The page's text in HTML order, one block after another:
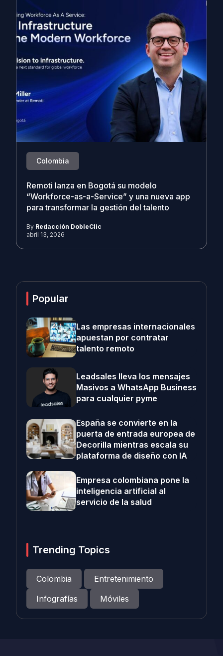
Colombia
Remoti lanza en Bogotá su modelo
“Workforce-as-a-Service” y una nueva app
para transformar la gestión del talento
By Redacción DobleClic
abril 13, 2026
Popular
Las empresas internacionales
apuestan por contratar
talento remoto
Leadsales lleva los mensajes
Masivos a WhatsApp Business
para cualquier pyme
España se convierte en la
puerta de entrada europea de
Decorilla mientras escala su
plataforma de diseño con IA
Empresa colombiana pone la
inteligencia artificial al
servicio de la salud
Trending Topics
Colombia
Entretenimiento
Infografías
Móviles